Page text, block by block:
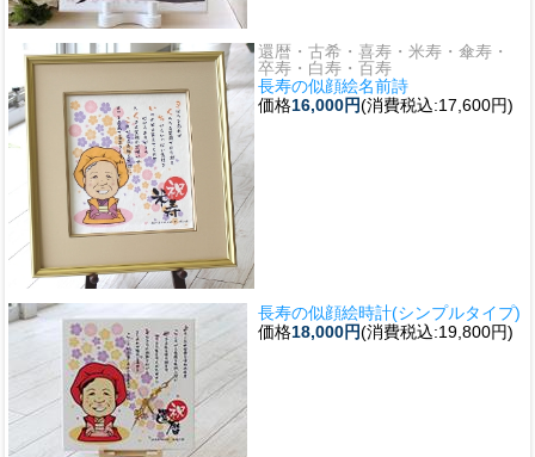
還暦・古希・喜寿・米寿・傘寿・
卒寿・白寿・百寿
長寿の似顔絵名前詩
価格16,000円(消費税込:17,600円)
長寿の似顔絵時計(シンプルタイプ)
価格18,000円(消費税込:19,800円)